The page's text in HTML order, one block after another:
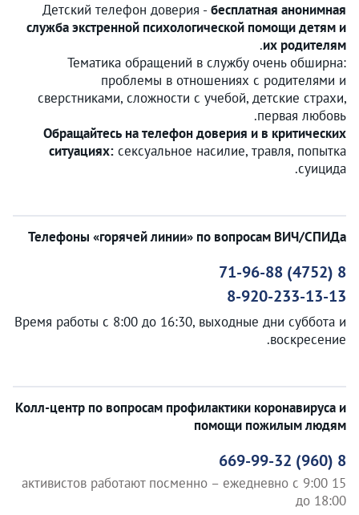
Детский телефон доверия -бесплатная анонимная
служба экстренной психологической помощи детям и
их родителям
.
Тематика обращений в службу очень обширна:
проблемы в отношениях с родителями и
сверстниками, сложности с учебой, детские страхи,
первая любовь.
Обращайтесь на телефон доверия и в критических
ситуациях: сексуальное насилие, травля, попытка
суицида.
Телефоны «горячей линии» по вопросам ВИЧ/СПИДа
8 (4752) 71-96-88
8-920-233-13-13
Время работы с 8:00 до 16:30, выходные дни суббота и
воскресение.
Колл-центр по вопросам профилактики коронавируса и
помощи пожилым людям
8 (960) 669-99-32
15 активистов работают посменно – ежедневно с 9:00
до 18:00